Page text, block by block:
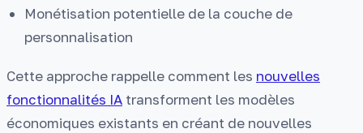
Monétisation potentielle de la couche de
personnalisation
Cette approche rappelle comment les nouvelles
fonctionnalités IA transforment les modèles
économiques existants en créant de nouvelles